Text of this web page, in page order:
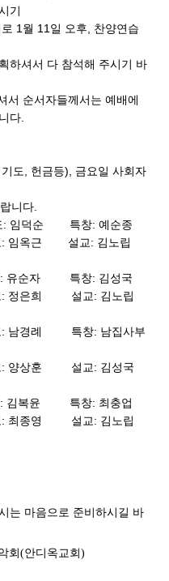
기
1월 11일 오후, 찬양연습
하셔서 다 참석해 주시기 바
서 순서자들께서는 예배에
다.
도, 헌금등), 금요일 사회자
니다.
: 임덕순 특창: 예순종
임옥근 설교: 김노립
유순자 특창: 김성국
: 정은희 설교: 김노립
: 남경례 특창: 남집사부
: 양상훈 설교: 김성국
김복윤 특창: 최충업
: 최종영 설교: 김노립
는 마음으로 준비하시길 바
회(안디옥교회)